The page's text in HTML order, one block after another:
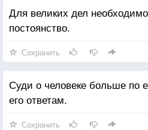
Для великих дел
постоянство.
Сохранить
Суди о человеке больше по
его ответам.
Сохранить